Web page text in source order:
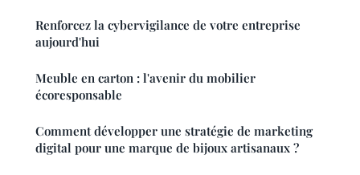
Renforcez la cybervigilance de votre entreprise
aujourd'hui
Meuble en carton : l'avenir du mobilier
écoresponsable
Comment développer une stratégie de marketing
digital pour une marque de bijoux artisanaux ?